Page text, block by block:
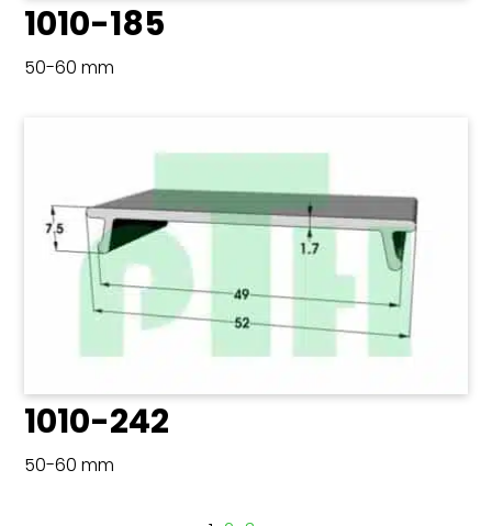
1010-185
50-60 mm
1010-242
50-60 mm